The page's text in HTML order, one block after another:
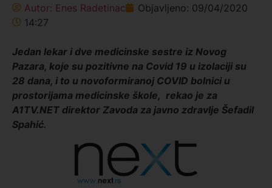
Autor: Enes Radetinac Objavljeno: 09/04/2020
14:27
Jedan lekar i dve medicinske sestre iz Novog
Pazara, koje su pozitivne na Covid 19 u izolaciji su
28 dana, i to u novoformiranoj COVID bolnici u
prostorijama medicinske škole, rekao je za
A1TV.NET direktor Zavoda za javno zdravlje Šefadil
Spahić.